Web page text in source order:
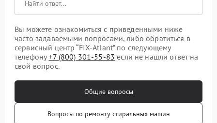
Вы можете ознакомиться с приведенными ниже
часто задаваемыми вопросами, либо обратиться в
сервисный центр “FIX-Atlant” по следующему
телефону+7 (800) 301-55-83 если не нашли ответ на
свой вопрос.
Общие вопросы
Вопросы по ремонту стиральных машин